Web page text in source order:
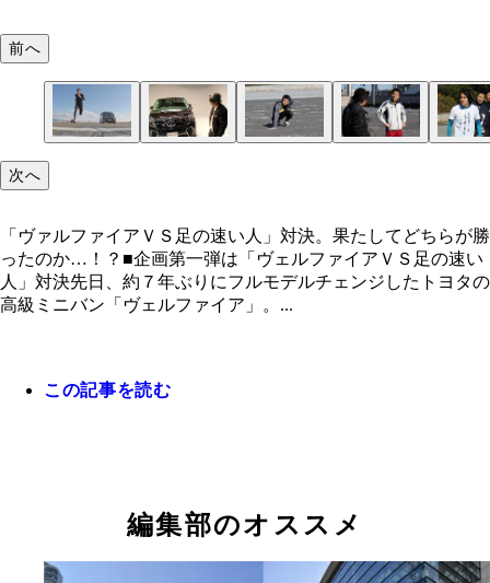
前へ
次へ
「ヴァルファイアＶＳ足の速い人」対決。果たしてどちらが勝
ったのか…！？■企画第一弾は「ヴェルファイアＶＳ足の速い
人」対決先日、約７年ぶりにフルモデルチェンジしたトヨタの
高級ミニバン「ヴェルファイア」。...
この記事を読む
編集部のオススメ